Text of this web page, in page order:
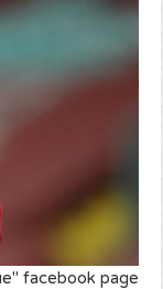
facebook page